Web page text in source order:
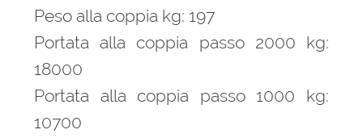
Peso alla coppia kg: 197
Portata alla coppia passo 2000 kg:
18000
Portata alla coppia passo 1000 kg:
10700